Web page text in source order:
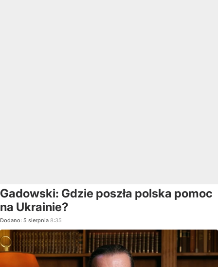
Gadowski: Gdzie poszła polska pomoc
na Ukrainie?
Dodano: 5 sierpnia 8:35